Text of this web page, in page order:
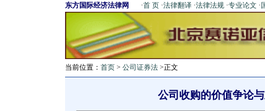
东方国际经济法律网 ·首 页 ·法律翻译 ·法律法规 ·专业论文 ·
当前位置： 首页 > 公司证券法 >正文
公司收购的价值争论